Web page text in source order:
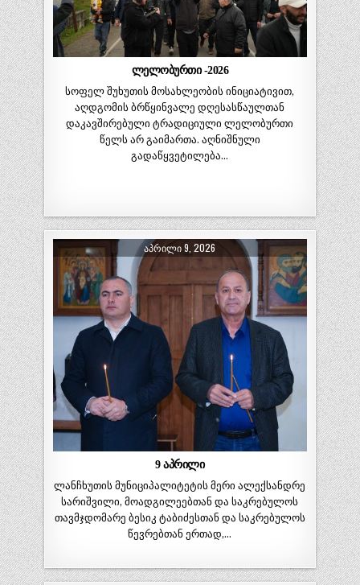
ლელობურთი -2026
სოფელ შუხუთის მოსახლეობის ინიციატივით,
აღდგომის ბრწყინვალე დღესასწაულთან
დაკავშირებული ტრადიციული ლელობურთი
წელს არ გაიმართა. აღნიშნული
გადაწყვეტილება…
ᲐᲞᲠᲘᲚᲘ 9, 2026
9 აპრილი
ლანჩხუთის მუნიციპალიტეტის მერი ალექსანდრე
სარიშვილი, მოადგილეებთან და საკრებულოს
თავმჯდომარე ბესიკ ტაბიძესთან და საკრებულოს
წევრებთან ერთად,…